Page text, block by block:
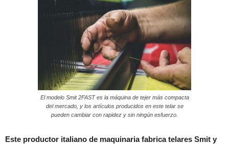
El modelo Smit 2FAST es la máquina de tejer más compacta
del mercado, y los artículos producidos en este telar se
pueden cambiar con rapidez y sin ningún esfuerzo.
Este productor italiano de maquinaria fabrica telares Smit y